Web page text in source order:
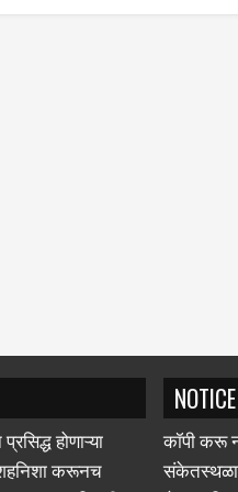
होणाऱ्या
शहनिशा करूनच
NOTICE
कॉपी करू